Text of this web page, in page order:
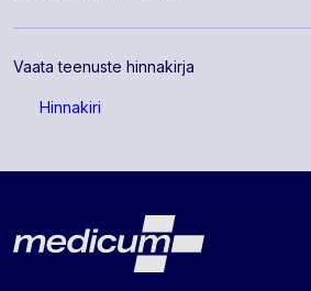
Vaata teenuste hinnakirja
Hinnakiri
Lehe jalus